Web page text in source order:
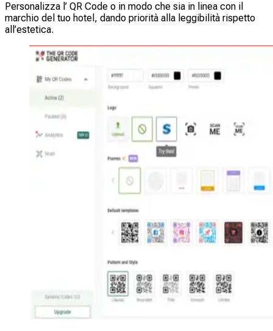
Personalizza l’ QR Code o in modo che sia in linea con il
marchio del tuo hotel, dando priorità alla leggibilità rispetto
all’estetica.